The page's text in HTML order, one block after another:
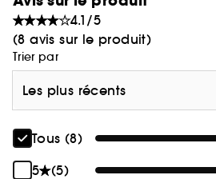
4.1/5
(8 avis sur le produit)
Trier par
Les plus récents
Tous (8)
5
(5)